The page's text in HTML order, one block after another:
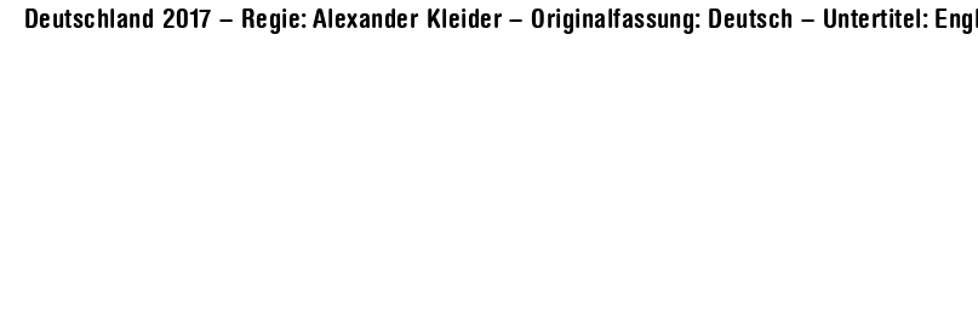
Deutschland 2017 – Regie: Alexander Kleider – Originalfassung: Deutsch – Untertitel: